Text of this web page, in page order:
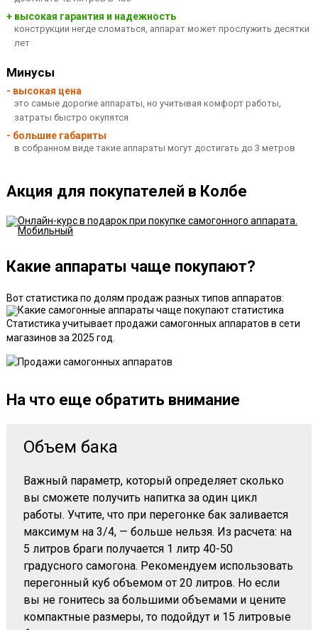
+ высокая гарантия и надежность
конструкции негде сломаться, аппарат может прослужить десятки
лет
Минусы
- высокая цена
это самые дорогие аппараты, но учитывая комфорт работы,
затраты быстро окупятся
- большие габариты
в собранном виде такие аппараты могут достигать до 3 метров
Акция для покупателей в Колбе
Какие аппараты чаще покупают?
Вот статистика по долям продаж разных типов аппаратов:
Статистика учитывает продажи самогонных аппаратов в сети
магазинов за 2025 год.
На что еще обратить внимание
Объем бака
Важный параметр, который определяет сколько
вы сможете получить напитка за один цикл
работы. Учтите, что при перегонке бак заливается
максимум на 3/4, — больше нельзя. Из расчета: на
5 литров браги получается 1 литр 40-50
градусного самогона. Рекомендуем использовать
перегонный куб объемом от 20 литров. Но если
вы не гонитесь за большими объемами и цените
компактные размеры, то подойдут и 15 литровые